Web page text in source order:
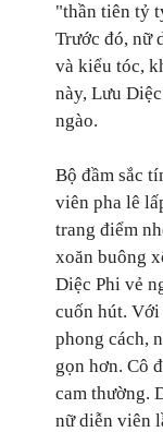
"thần tiên tỷ
Trước đó, nữ
và kiểu tóc,
này, Lưu
ngào.
Bộ đầm sắc
viên pha lê
trang điểm
xoăn buông
Diệc Phi vẻ
cuốn hút.
phong cách,
gọn hơn. Cô
cam thường.
nữ diễn viên